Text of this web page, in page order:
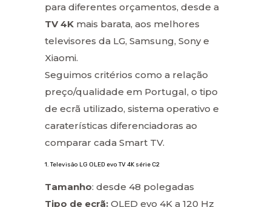
para diferentes orçamentos, desde a
TV 4K mais barata, aos melhores
televisores da LG, Samsung, Sony e
Xiaomi.
Seguimos critérios como a relação
preço/qualidade em Portugal, o tipo
de ecrã utilizado, sistema operativo e
caraterísticas diferenciadoras ao
comparar cada Smart TV.
1. Televisão LG OLED evo TV 4K série C2
Tamanho: desde 48 polegadas
Tipo de ecrã: OLED evo 4K a 120 Hz